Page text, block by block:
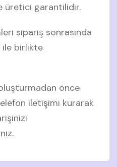
üretici garantilidir.
sipariş sonrasında
birlikte
önce
iletişimi kurarak